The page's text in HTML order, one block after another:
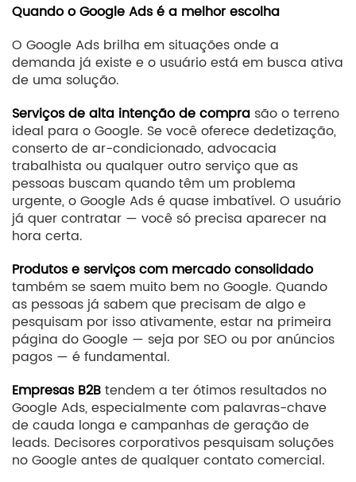
Quando o Google Ads é a melhor escolha
O Google Ads brilha em situações onde a
demanda já existe e o usuário está em busca ativa
de uma solução.
Serviços de alta intenção de compra são o terreno
ideal para o Google. Se você oferece dedetização,
conserto de ar-condicionado, advocacia
trabalhista ou qualquer outro serviço que as
pessoas buscam quando têm um problema
urgente, o Google Ads é quase imbatível. O usuário
já quer contratar — você só precisa aparecer na
hora certa.
Produtos e serviços com mercado consolidado
também se saem muito bem no Google. Quando
as pessoas já sabem que precisam de algo e
pesquisam por isso ativamente, estar na primeira
página do Google — seja por SEO ou por anúncios
pagos — é fundamental.
Empresas B2Btendem a ter ótimos resultados no
Google Ads, especialmente com palavras-chave
de cauda longa e campanhas de geração de
leads. Decisores corporativos pesquisam soluções
no Google antes de qualquer contato comercial.